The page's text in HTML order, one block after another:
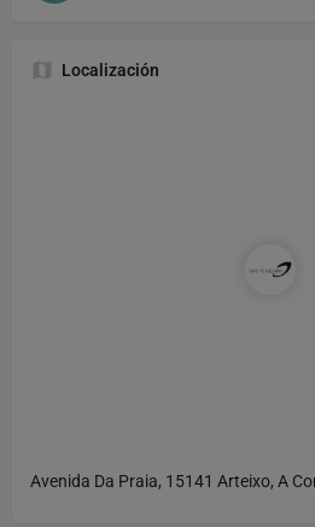
Localización
Avenida Da Praia, 15141 Arteixo, A